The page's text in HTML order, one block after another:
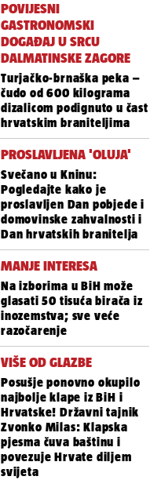
POVIJESNI
GASTRONOMSKI
DOGAĐAJ U SRCU
DALMATINSKE ZAGORE
Turjačko-brnaška peka –
čudo od 600 kilograma
dizalicom podignuto u čast
hrvatskim braniteljima
PROSLAVLJENA 'OLUJA'
Svečano u Kninu:
Pogledajte kako je
proslavljen Dan pobjede i
domovinske zahvalnosti i
Dan hrvatskih branitelja
MANJE INTERESA
Na izborima u BiH može
glasati 50 tisuća birača iz
inozemstva; sve veće
razočarenje
VIŠE OD GLAZBE
Posušje ponovno okupilo
najbolje klape iz BiH i
Hrvatske! Državni tajnik
Zvonko Milas: Klapska
pjesma čuva baštinu i
povezuje Hrvate diljem
svijeta